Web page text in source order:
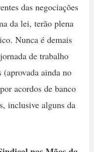
das negociações
da lei, terão plena
Nunca é demais
de trabalho
(aprovada ainda no
acordos de banco
inclusive alguns da